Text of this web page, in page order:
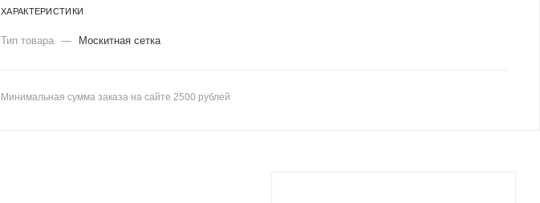
ХАРАКТЕРИСТИКИ
Тип товара — Москитная сетка
Минимальная сумма заказа на сайте 2500 рублей